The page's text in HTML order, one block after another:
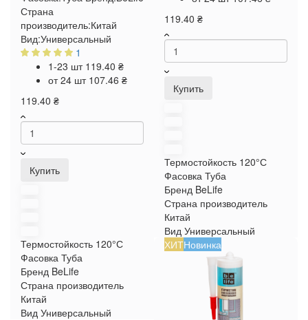
Страна
производитель:Китай
Вид:Универсальный
1
1-23 шт 119.40 ₴
от 24 шт 107.46 ₴
119.40 ₴
Купить
Термостойкость 120°С
Фасовка Туба
Бренд BeLife
Страна производитель
Китай
Вид Универсальный
119.40 ₴
Купить
Термостойкость 120°С
Фасовка Туба
Бренд BeLife
Страна производитель
Китай
Вид Универсальный
ХИТНовинка